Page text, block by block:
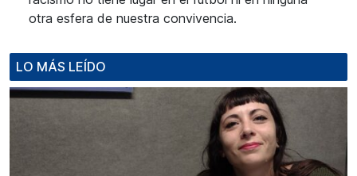
otra esfera de nuestra convivencia.
LO MÁS LEÍDO